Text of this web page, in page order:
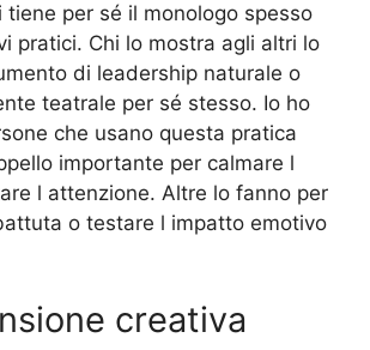
tiene per sé il monologo spesso
pratici. Chi lo mostra agli altri lo
di leadership naturale o
teatrale per sé stesso. Io ho
che usano questa pratica
importante per calmare l
l attenzione. Altre lo fanno per
o testare l impatto emotivo
creativa